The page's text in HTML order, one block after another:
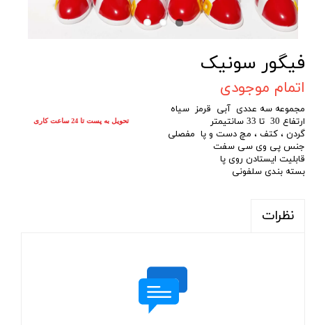
فیگور سونیک
اتمام موجودی
مجموعه سه عددی آبی قرمز سیاه
ارتفاع 30 تا 33 سانتیمتر
گردن ، کتف ، مچ دست و پا مفصلی
جنس پی وی سی سفت
قابلیت ایستادن روی پا
بسته بندی سلفونی
نظرات
تحویل به پست تا 24 ساعت کاری